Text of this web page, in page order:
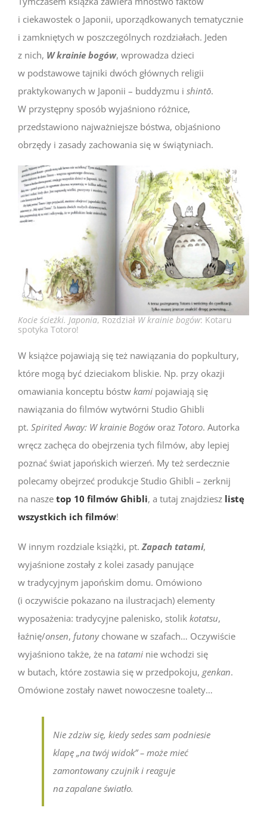
i ciekawostek o Japonii, uporządkowanych tematycznie
i zamkniętych w poszczególnych rozdziałach. Jeden
z nich, W krainie bogów, wprowadza dzieci
w podstawowe tajniki dwóch głównych religii
praktykowanych w Japonii – buddyzmu i shintō.
W przystępny sposób wyjaśniono różnice,
przedstawiono najważniejsze bóstwa, objaśniono
obrzędy i zasady zachowania się w świątyniach.
Kocie ścieżki. Japonia, Rozdział W krainie bogów: Kotaru
spotyka Totoro!
W książce pojawiają się też nawiązania do popkultury,
które mogą być dzieciakom bliskie. Np. przy okazji
omawiania konceptu bóstw kami pojawiają się
nawiązania do filmów wytwórni Studio Ghibli
pt. Spirited Away: W krainie Bogów oraz Totoro. Autorka
wręcz zachęca do obejrzenia tych filmów, aby lepiej
poznać świat japońskich wierzeń. My też serdecznie
polecamy obejrzeć produkcje Studio Ghibli – zerknij
na nasze top 10 filmów Ghibli, a tutaj znajdziesz listę
wszystkich ich filmów!
W innym rozdziale książki, pt. Zapach tatami,
wyjaśnione zostały z kolei zasady panujące
w tradycyjnym japońskim domu. Omówiono
(i oczywiście pokazano na ilustracjach) elementy
wyposażenia: tradycyjne palenisko, stolik kotatsu,
łaźnię/onsen, futonychowane w szafach… Oczywiście
wyjaśniono także, że na tatami nie wchodzi się
w butach, które zostawia się w przedpokoju, genkan.
Omówione zostały nawet nowoczesne toalety…
Nie zdziw się, kiedy sedes sam podniesie
klapę „na twój widok” – może mieć
zamontowany czujnik i reaguje
na zapalane światło.